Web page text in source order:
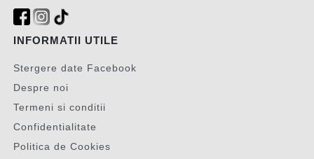
INFORMATII UTILE
Stergere date Facebook
Despre noi
Termeni si conditii
Confidentialitate
Politica de Cookies